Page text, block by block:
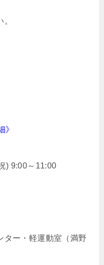
》
) 9:00～11:00
ター・軽運動室（満野